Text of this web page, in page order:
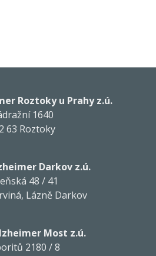
Roztoky u Prahy z.ú.
1640
63 Roztoky
Darkov z.ú.
48 / 41
Lázně Darkov
Most z.ú.
2180 / 8